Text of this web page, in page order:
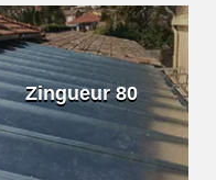
Zingueur 80